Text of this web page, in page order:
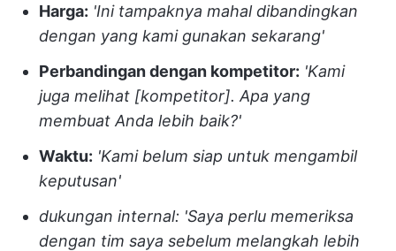
Harga: 'Ini tampaknya mahal dibandingkan
dengan yang kami gunakan sekarang'
Perbandingan dengan kompetitor: 'Kami
juga melihat [kompetitor]. Apa yang
membuat Anda lebih baik?'
Waktu: 'Kami belum siap untuk mengambil
keputusan'
dukungan internal: 'Saya perlu memeriksa
dengan tim saya sebelum melangkah lebih